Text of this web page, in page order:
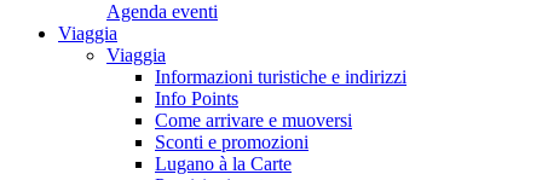
Agenda eventi
Viaggia
Viaggia
Informazioni turistiche e indirizzi
Info Points
Come arrivare e muoversi
Sconti e promozioni
Lugano à la Carte